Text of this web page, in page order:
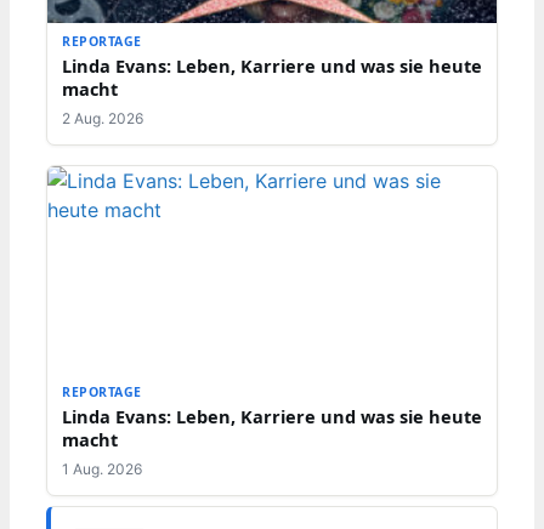
REPORTAGE
Linda Evans: Leben, Karriere und was sie heute
macht
2 Aug. 2026
REPORTAGE
Linda Evans: Leben, Karriere und was sie heute
macht
1 Aug. 2026